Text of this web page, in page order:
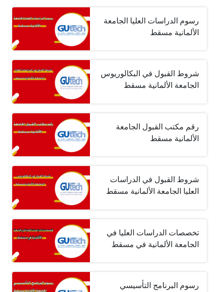
رسوم الدراسات العليا الجامعة
الألمانية مسقط
شروط القبول في البكالوريوس
الجامعة الألمانية مسقط
رقم مكتب القبول الجامعة
الألمانية مسقط
شروط القبول في الدراسات
العليا الجامعة الألمانية مسقط
تخصصات الدراسات العليا في
الجامعة الألمانية في مسقط
رسوم البرنامج التأسيسي